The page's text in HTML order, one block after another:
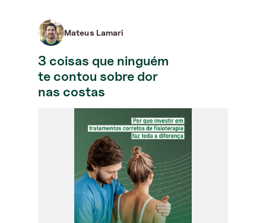
Mateus Lamari
3 coisas que ninguém
te contou sobre dor
nas costas